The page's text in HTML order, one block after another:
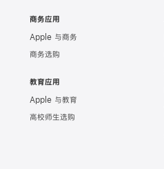
商务应用
Apple 与商务
商务选购
教育应用
Apple 与教育
高校师生选购